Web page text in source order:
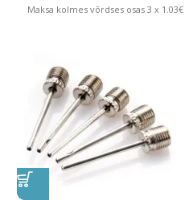
Maksa kolmes võrdses osas 3 x 1.03€